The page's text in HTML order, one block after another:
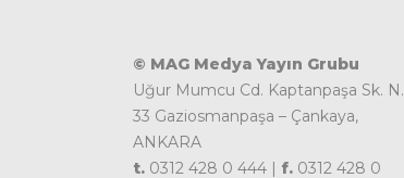
© MAG Medya Yayın Grubu
Uğur Mumcu Cd. Kaptanpaşa Sk. N.
33 Gaziosmanpaşa – Çankaya,
ANKARA
t. 0312 428 0 444 | f. 0312 428 0